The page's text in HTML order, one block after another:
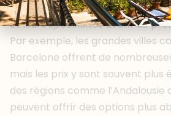
important de bien connaître les
et leurs spécificités avant de
Par exemple, les grandes villes
Barcelone offrent de
mais les prix y sont souvent plus
des régions comme l’Andalousie
peuvent offrir des options plus